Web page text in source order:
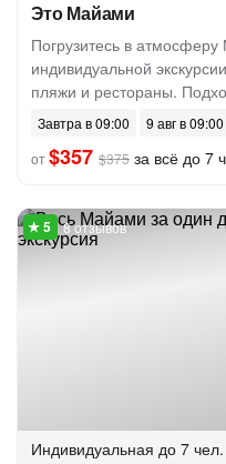
Это Майами
Погрузитесь в
индивидуальной
пляжи и рестораны.
Завтра в 09:00
9 авг в 09:00
от$357 $375 за всё до 7
8 отзывов
Индивидуальная до 7 чел.